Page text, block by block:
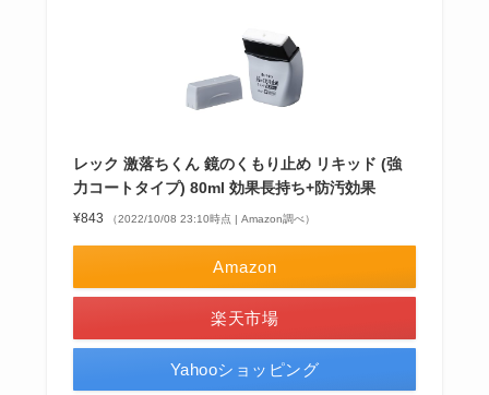
レック 激落ちくん 鏡のくもり止め リキッド (強
力コートタイプ) 80ml 効果長持ち+防汚効果
¥843 （2022/10/08 23:10時点 | Amazon調べ）
Amazon
楽天市場
Yahooショッピング